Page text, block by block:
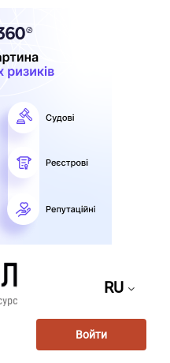
RU
Войти